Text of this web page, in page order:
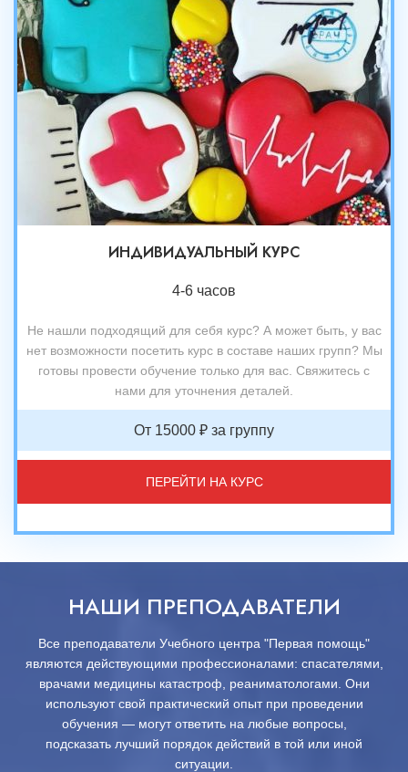
ИНДИВИДУАЛЬНЫЙ КУРС
4-6 часов
Не нашли подходящий для себя курс? А может быть, у вас
нет возможности посетить курс в составе наших групп? Мы
готовы провести обучение только для вас. Свяжитесь с
нами для уточнения деталей.
От 15000 ₽ за группу
ПЕРЕЙТИ НА КУРС
НАШИ ПРЕПОДАВАТЕЛИ
Все преподаватели Учебного центра "Первая помощь"
являются действующими профессионалами: спасателями,
врачами медицины катастроф, реаниматологами. Они
используют свой практический опыт при проведении
обучения — могут ответить на любые вопросы,
подсказать лучший порядок действий в той или иной
ситуации.